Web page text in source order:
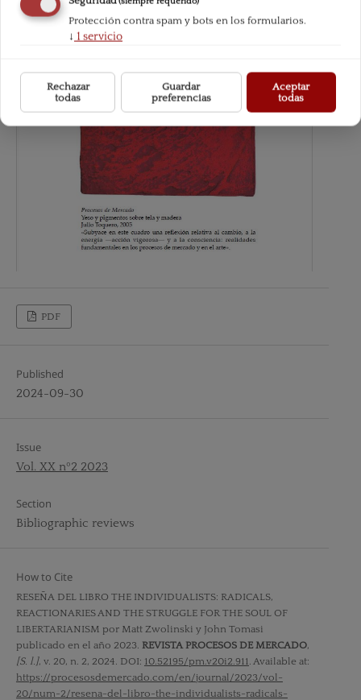
PDF
Published
2024-09-30
Issue
Vol. XX nº2 2023
Section
Bibliographic reviews
How to Cite
RESEÑA DEL LIBRO THE INDIVIDUALISTS: RADICALS,
REACTIONARIES AND THE STRUGGLE FOR THE SOUL OF
LIBERTARIANISM por Matt Zwolinski y John Tomasi
publicado en el año 2023. REVISTA PROCESOS DE MERCADO,
[S. l.], v. 20, n. 2, 2024. DOI: 10.52195/pm.v20i2.911. Available at:
https://procesosdemercado.com/en/journal/2023/vol-
20/num-2/resena-del-libro-the-individualists-radicals-
Protección contra spam y bots en los formularios.
↓ 1servicio
Rechazar
todas
Guardar
preferencias
Aceptar
todas